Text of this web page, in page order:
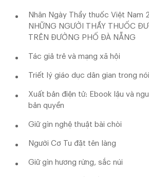
Nhân Ngày Thầy thuốc Việt Nam
NHỮNG NGƯỜI THẦY THUỐC
TRÊN ĐƯỜNG PHỐ ĐÀ NẴNG
Tác giả trẻ và mạng xã hội
Triết lý giáo dục dân gian trong
Xuất bản điện tử: Ebook lậu và
bản quyền
Giữ gìn nghệ thuật bài chòi
Người Cơ Tu đặt tên làng
Giữ gìn hương rừng, sắc núi